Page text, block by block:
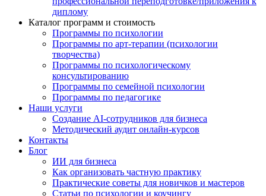
диплому
Каталог программ и стоимость
Программы по психологии
Программы по арт-терапии (психологии
творчества)
Программы по психологическому
консультированию
Программы по семейной психологии
Программы по педагогике
Наши услуги
Создание AI-сотрудников для бизнеса
Методический аудит онлайн-курсов
Контакты
Блог
ИИ для бизнеса
Как организовать частную практику
Практические советы для новичков и мастеров
Статьи по психологии и коучингу